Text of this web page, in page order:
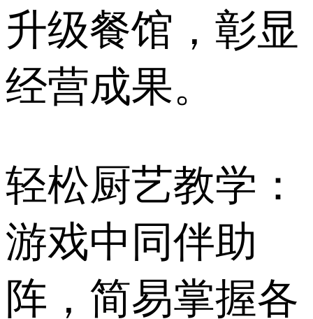
升级餐馆，彰显
经营成果。
轻松厨艺教学：
游戏中同伴助
阵，简易掌握各